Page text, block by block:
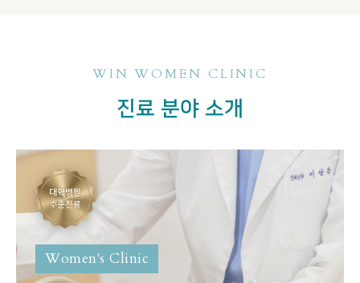
WIN WOMEN CLINIC
진료 분야 소개
Women's Clinic